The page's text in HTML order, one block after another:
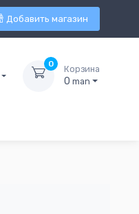
Добавить магазин
0
Корзина
0 man